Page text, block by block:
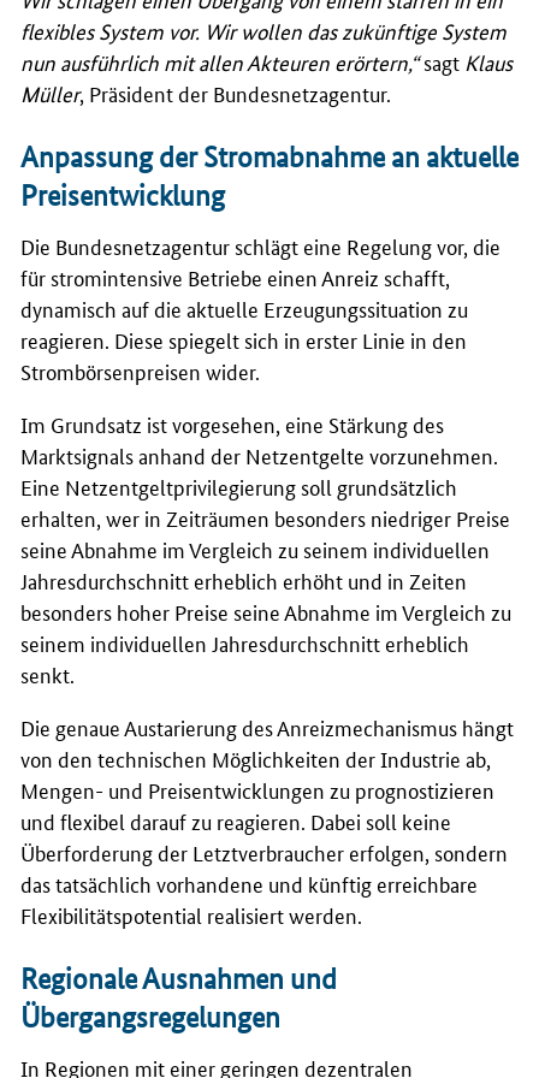
flexibles System vor. Wir wollen das zukünftige System
nun ausführlich mit allen Akteuren erörtern,“sagt Klaus
Müller, Präsident der Bundesnetzagentur.
Anpassung der Stromabnahme an aktuelle
Preisentwicklung
Die Bundesnetzagentur schlägt eine Regelung vor, die
für stromintensive Betriebe einen Anreiz schafft,
dynamisch auf die aktuelle Erzeugungssituation zu
reagieren. Diese spiegelt sich in erster Linie in den
Strombörsenpreisen wider.
Im Grundsatz ist vorgesehen, eine Stärkung des
Marktsignals anhand der Netzentgelte vorzunehmen.
Eine Netzentgeltprivilegierung soll grundsätzlich
erhalten, wer in Zeiträumen besonders niedriger Preise
seine Abnahme im Vergleich zu seinem individuellen
Jahresdurchschnitt erheblich erhöht und in Zeiten
besonders hoher Preise seine Abnahme im Vergleich zu
seinem individuellen Jahresdurchschnitt erheblich
senkt.
Die genaue Austarierung des Anreizmechanismus hängt
von den technischen Möglichkeiten der Industrie ab,
Mengen- und Preisentwicklungen zu prognostizieren
und flexibel darauf zu reagieren. Dabei soll keine
Überforderung der Letztverbraucher erfolgen, sondern
das tatsächlich vorhandene und künftig erreichbare
Flexibilitätspotential realisiert werden.
Regionale Ausnahmen und
Übergangsregelungen
In Regionen mit einer geringen dezentralen